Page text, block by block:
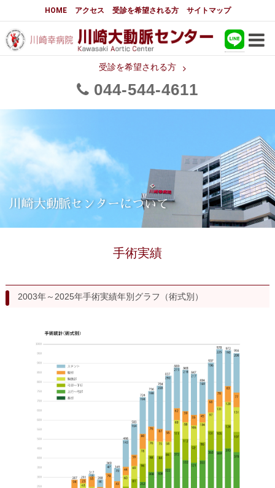
HOME アクセス 受診を希望される方 サイトマップ
受診を希望される方
044 544 4611
大動脈センターについて
はじめに 大動脈センターについて
大動脈手術の詳細実績
都道府県別患者マップ
フロア図
大動脈瘤について 基本編
胸部大動脈瘤の治療 腹部大動脈瘤の治療
ステントグラフトによる治療 何歳まで手術は可能か？
インフォームドコンセント
大動脈瘤について 詳細編
胸部大動脈瘤 胸腹部大動脈瘤
腹部大動脈瘤 大動脈解離
ステントグラフトによる治療 年齢・余病
川崎大動脈センターについて
手術実績
2003年～2025年手術実績年別グラフ（術式別）